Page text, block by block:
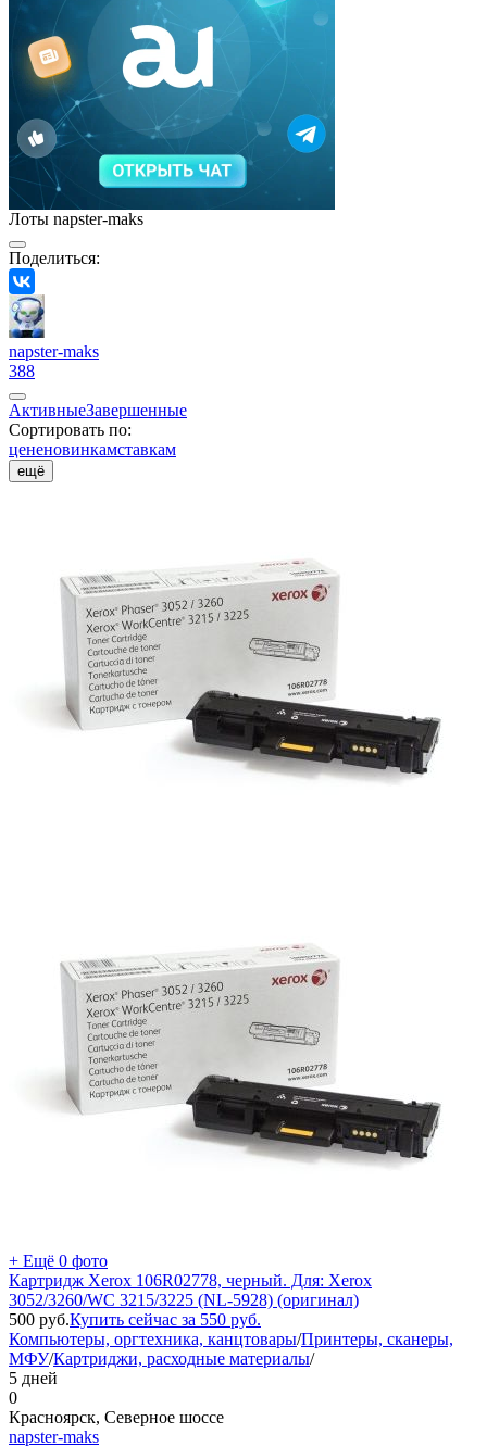
Лоты napster-maks
Поделиться:
napster-maks
388
АктивныеЗавершенные
Сортировать по:
цененовинкамставкам
ещё
+ Ещё 0 фото
Картридж Xerox 106R02778, черный. Для: Xerox
3052/3260/WC 3215/3225 (NL-5928) (оригинал)
500 руб.Купить сейчас за 550 руб.
Компьютеры, оргтехника, канцтовары/Принтеры, сканеры,
МФУ/Картриджи, расходные материалы/
5 дней
0
Красноярск, Северное шоссе
napster-maks